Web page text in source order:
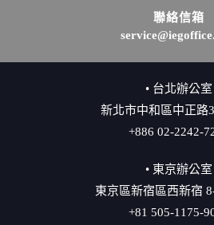
聯絡信箱
• 台北辦公室
新北市中和區中正路
+886 02-2242-
• 東京辦公室
東京區新宿區西新宿
+81 505-1175-